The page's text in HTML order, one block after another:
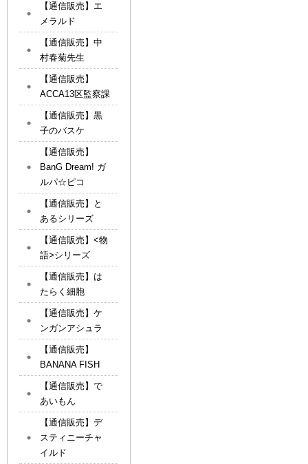
【通信販売】エ
メラルド
【通信販売】中
村春菊先生
【通信販売】
ACCA13区監察課
【通信販売】黒
子のバスケ
【通信販売】
BanG Dream! ガ
ルパ☆ピコ
【通信販売】と
あるシリーズ
【通信販売】<物
語>シリーズ
【通信販売】は
たらく細胞
【通信販売】ケ
ンガンアシュラ
【通信販売】
BANANA FISH
【通信販売】で
あいもん
【通信販売】デ
スティニーチャ
イルド